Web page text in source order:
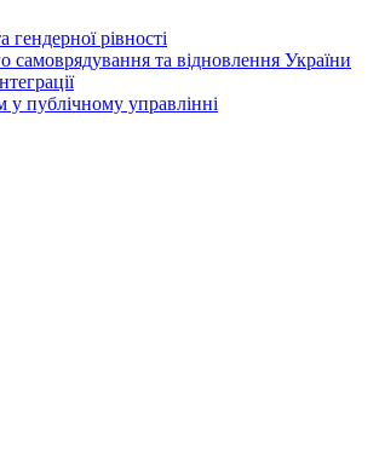
рівності
самоврядування та відновлення України
публічному управлінні